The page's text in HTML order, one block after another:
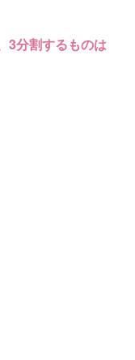
3分割するものは